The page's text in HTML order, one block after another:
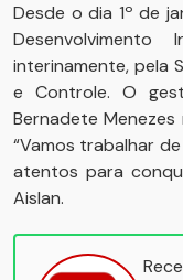
Desde o dia 1º de
interinamente, pela
e Controle. O
Bernadete
“Vamos trabalhar
atentos para
Aislan.